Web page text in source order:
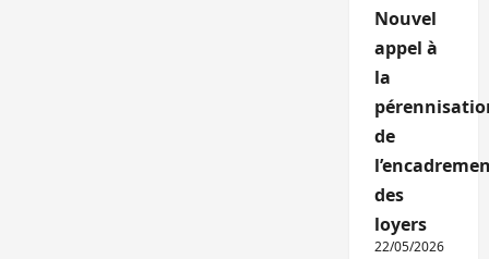
Nouvel
appel à
la
de
des
loyers
22/05/2026